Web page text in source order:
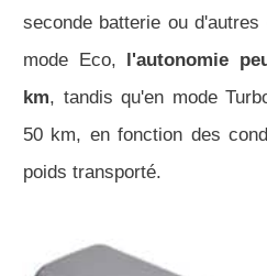
seconde batterie ou
mode Eco, l'autonomie
km, tandis qu'en mode
50 km, en fonction des
poids transporté.